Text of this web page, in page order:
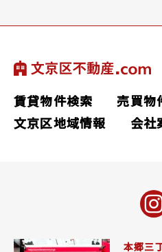
賃貸物件検索
売買物
文京区地域情報
会社
本郷三